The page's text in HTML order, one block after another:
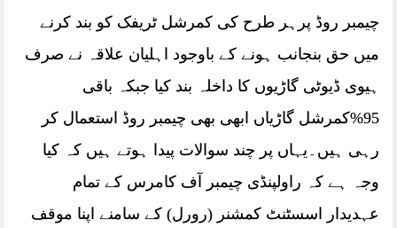
چیمبر روڈ پرہر طرح کی کمرشل ٹریفک کو بند کرنے
میں حق بنجانب ہونے کے باوجود اہلیان علاقہ نے صرف
ہیوی ڈیوٹی گاڑیوں کا داخلہ بند کیا جبکہ باقی
95%کمرشل گاڑیاں ابھی بھی چیمبر روڈ استعمال کر
رہی ہیں۔یہاں پر چند سوالات پیدا ہوتے ہیں کہ کیا
وجہ ہے کہ راولپنڈی چیمبر آف کامرس کے تمام
عہدیدار اسسٹنٹ کمشنر (رورل) کے سامنے اپنا موقف